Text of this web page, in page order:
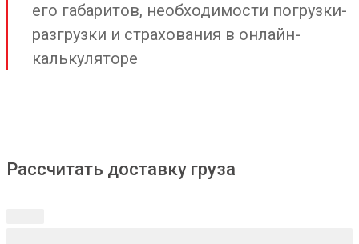
его габаритов, необходимости погрузки-
разгрузки и страхования в онлайн-
калькуляторе
Рассчитать доставку груза